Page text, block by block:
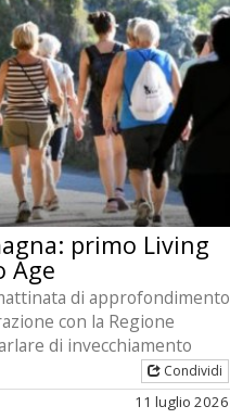
primo Living
Age
di approfondimento
con la Regione
di invecchiamento
Condividi
11 luglio 2026